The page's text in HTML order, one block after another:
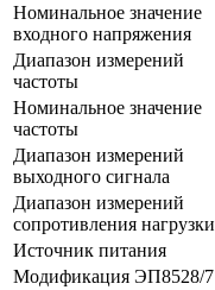
Номинальное значение
входного напряжения
Диапазон измерений
частоты
Номинальное значение
частоты
Диапазон измерений
выходного сигнала
Диапазон измерений
сопротивления нагрузки
Источник питания
Модификация ЭП8528/7